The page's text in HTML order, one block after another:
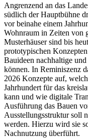
Angrenzend an das
südlich der Hauptbühne
vor beinahe einem
Wohnraum in Zeiten von
Musterhäuser sind bis
prototypischen
Bauideen nachhaltige
können. In Reminiszenz
2026 Konzepte auf,
Jahrhundert für das
kann und wie digitale
Ausführung das Bauen
Ausstellungsstruktur soll
werden. Hierzu wird sie
Nachnutzung überführt.